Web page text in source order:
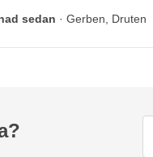
sedan · Gerben, Druten